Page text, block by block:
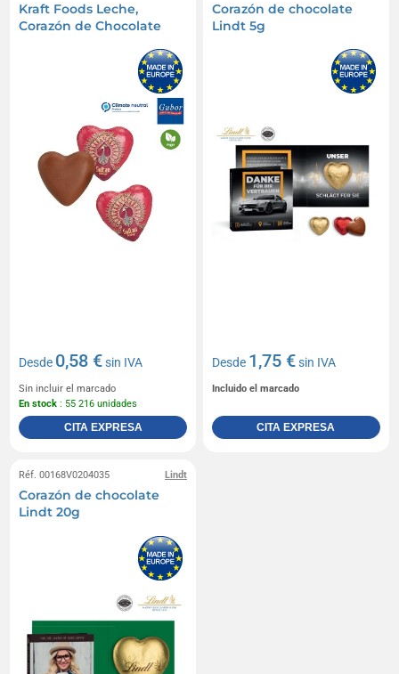
Kraft Foods Leche,
Corazón de Chocolate
Desde 0,58 €sin IVA
Sin incluir el marcado
En stock : 55 216 unidades
CITA EXPRESA
Corazón de chocolate
Lindt 5g
Desde 1,75 €sin IVA
Incluido el marcado
CITA EXPRESA
Lindt
Réf. 00168V0204035
Corazón de chocolate
Lindt 20g